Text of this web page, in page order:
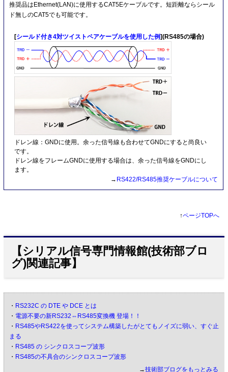
推奨品はEthernet(LAN)に使用するCAT5Eケーブルです。短距離ならシール
ド無しのCAT5でも可能です。
[シールド付き4対ツイストペアケーブルを使用した例](RS485の場合)
ドレン線：GNDに使用。余った信号線も合わせてGNDにすると尚良い
です。
ドレン線をフレームGNDに使用する場合は、余った信号線をGNDにし
ます。
→ RS422/RS485推奨ケーブルについて
↑ページTOPへ
【シリアル信号専門情報館(技術部ブロ
グ)関連記事】
・ RS232C の DTE や DCE とは
・ 電源不要の新RS232⇔RS485変換機 登場！！
・ RS485やRS422を使ってシステム構築したがとてもノイズに弱い、すぐ止
まる
・ RS485 の シンクロスコープ波形
・ RS485の不具合のシンクロスコープ波形
→技術部ブログをもっとみる